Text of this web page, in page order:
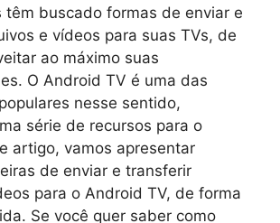
têm buscado formas de enviar e
e vídeos para suas TVs, de
ao máximo suas
O Android TV é uma das
nesse sentido,
série de recursos para o
artigo, vamos apresentar
de enviar e transferir
para o Android TV, de forma
Se você quer saber como